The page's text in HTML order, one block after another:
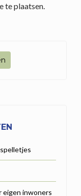
te plaatsen.
eigen inwoners